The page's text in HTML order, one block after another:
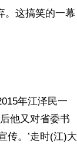
。这搞笑的一幕
年江泽民一
他又对省委书
传。’走时(江)大